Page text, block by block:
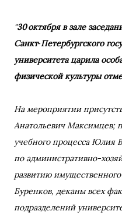
"30 октября в зале
Санкт‑Петербургского
университета царила
физической культуры
На мероприятии
Анатольевич Максимцев;
учебного процесса Юлия
по административно-
развитию
Буренков, деканы всех
подразделений